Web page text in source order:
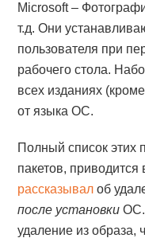
Microsoft –
т.д. Они
пользователя при
рабочего стола.
всех изданиях
от языка ОС.
Полный список этих
пакетов, приводится
рассказывал об
после установки ОС.
удаление из образа,